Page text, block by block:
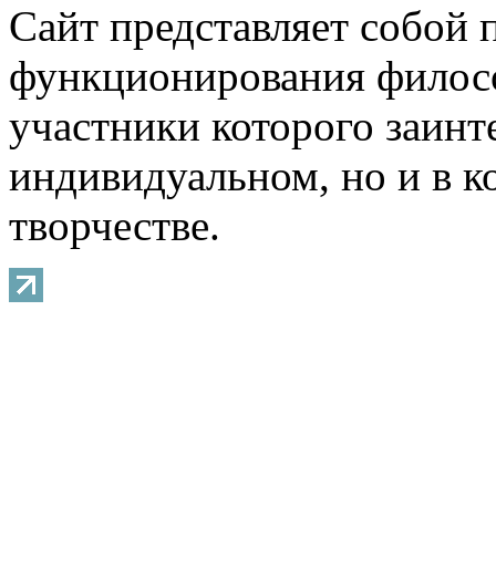
Сайт представляет собой
функционирования
участники которого
индивидуальном, но и в
творчестве.